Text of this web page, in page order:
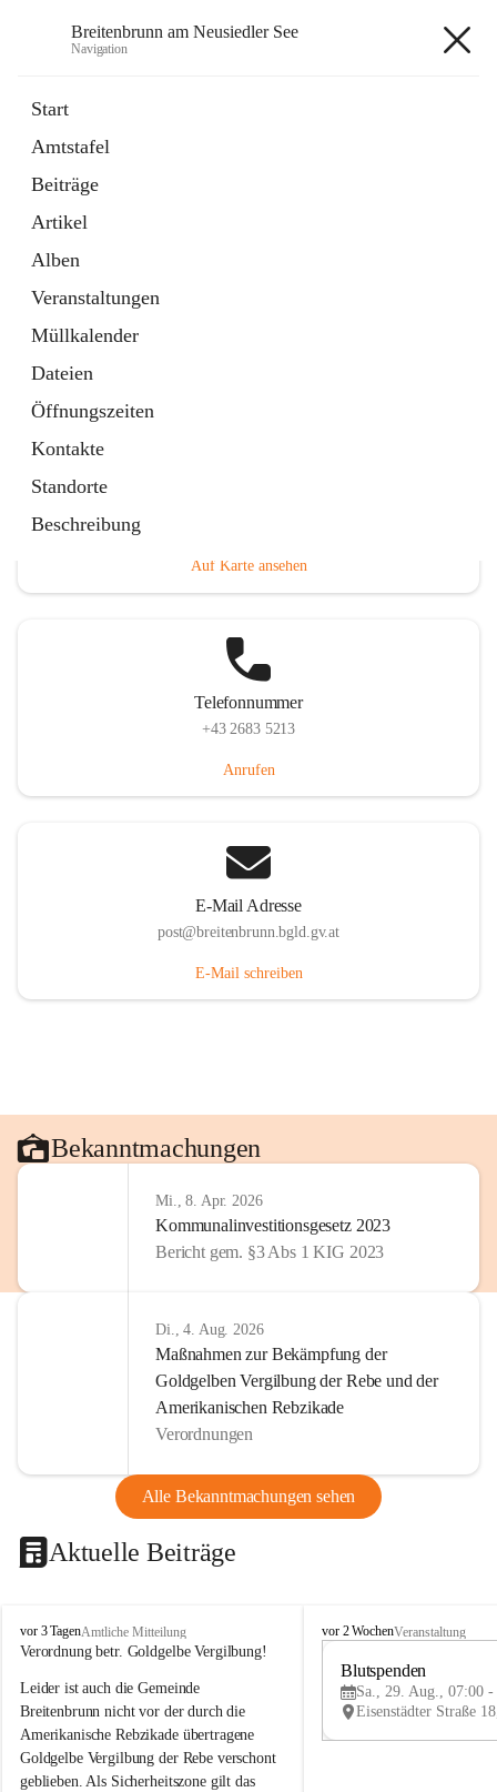
Breitenbrunn am Neusiedler See
Navigation
Start
Amtstafel
Beiträge
Artikel
Alben
Veranstaltungen
Müllkalender
Dateien
Öffnungszeiten
Kontakte
Standorte
Beschreibung
18 Schnellzugriffe
Gemeindeservice
Auf Karte ansehen
Telefonnummer
+43 2683 5213
Anrufen
E-Mail Adresse
post@breitenbrunn.bgld.gv.at
E-Mail schreiben
Bekanntmachungen
Mi., 8. Apr. 2026
Kommunalinvestitionsgesetz 2023
Bericht gem. §3 Abs 1 KIG 2023
Di., 4. Aug. 2026
Maßnahmen zur Bekämpfung der
Goldgelben Vergilbung der Rebe und der
Amerikanischen Rebzikade
Verordnungen
Alle Bekanntmachungen sehen
Aktuelle Beiträge
B
r
i
t
e
n
b
vor 3 TagenAmtliche Mitteilung
Verordnung betr. Goldgelbe Vergilbung!
Leider ist auch die Gemeinde
Breitenbrunn nicht vor der durch die
Amerikanische Rebzikade übertragene
Goldgelbe Vergilbung der Rebe verschont
geblieben. Als Sicherheitszone gilt das
B
e
vor 2 WochenVeranstaltung
Blutspenden
Sa., 29. Aug., 07:00 -